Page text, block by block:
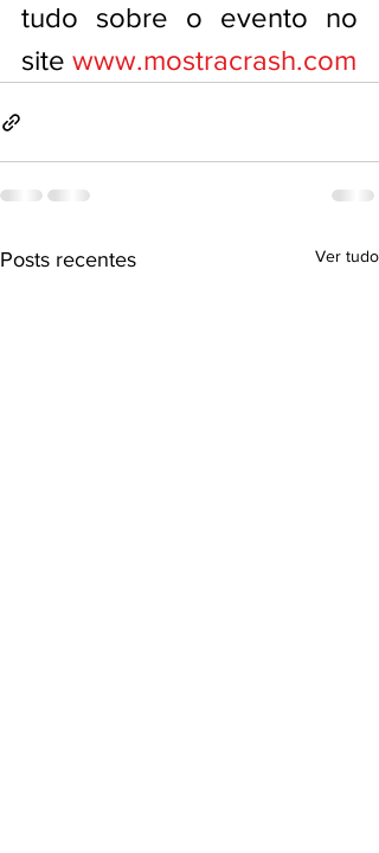
tudo sobre o evento no
site www.mostracrash.com
Posts recentes Ver tudo